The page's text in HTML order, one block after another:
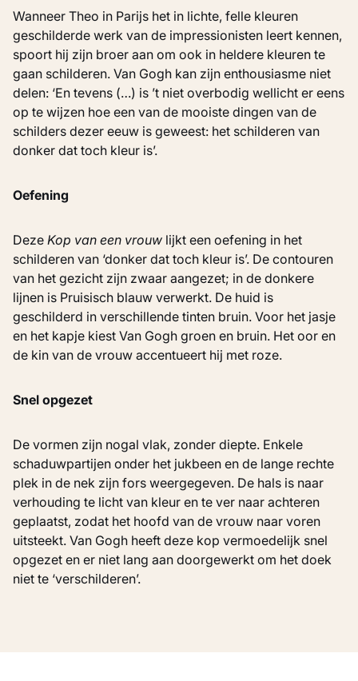
Wanneer Theo in Parijs het in lichte, felle kleuren
geschilderde werk van de impressionisten leert kennen,
spoort hij zijn broer aan om ook in heldere kleuren te
gaan schilderen. Van Gogh kan zijn enthousiasme niet
delen: ‘En tevens (…) is ’t niet overbodig wellicht er eens
op te wijzen hoe een van de mooiste dingen van de
schilders dezer eeuw is geweest: het schilderen van
donker dat toch kleur is’.
Oefening
Deze Kop van een vrouw lijkt een oefening in het
schilderen van ‘donker dat toch kleur is’. De contouren
van het gezicht zijn zwaar aangezet; in de donkere
lijnen is Pruisisch blauw verwerkt. De huid is
geschilderd in verschillende tinten bruin. Voor het jasje
en het kapje kiest Van Gogh groen en bruin. Het oor en
de kin van de vrouw accentueert hij met roze.
Snel opgezet
De vormen zijn nogal vlak, zonder diepte. Enkele
schaduwpartijen onder het jukbeen en de lange rechte
plek in de nek zijn fors weergegeven. De hals is naar
verhouding te licht van kleur en te ver naar achteren
geplaatst, zodat het hoofd van de vrouw naar voren
uitsteekt. Van Gogh heeft deze kop vermoedelijk snel
opgezet en er niet lang aan doorgewerkt om het doek
niet te ‘verschilderen’.